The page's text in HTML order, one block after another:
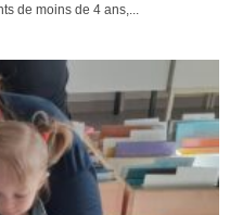
de moins de 4 ans,...